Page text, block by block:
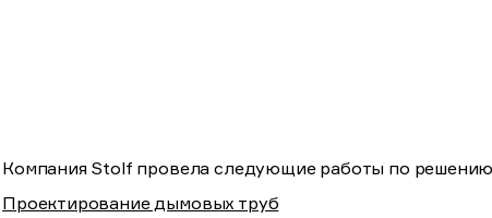
Компания Stolf провела следующие работы по решению
Проектирование дымовых труб